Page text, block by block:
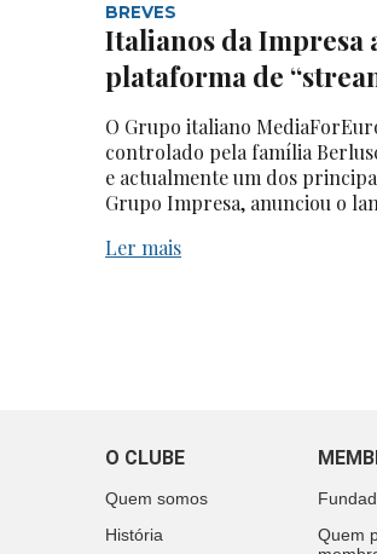
BREVES
Italianos da Impresa
plataforma de
O Grupo italiano
controlado pela família
e actualmente um dos
Grupo Impresa, anunciou o
Ler mais
O CLUBE
Quem somos
História
Quem